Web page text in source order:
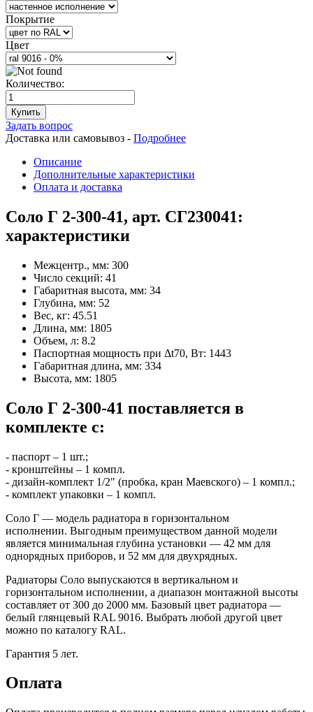
Покрытие
Цвет
Количество:
Купить
Задать вопрос
Доставка или самовывоз - Подробнее
Описание
Дополнительные характеристики
Оплата и доставка
Соло Г 2-300-41, арт. СГ230041:
характеристики
Межцентр., мм: 300
Число секций: 41
Габаритная высота, мм: 34
Глубина, мм: 52
Вес, кг: 45.51
Длина, мм: 1805
Объем, л: 8.2
Паспортная мощность при Δt70, Вт: 1443
Габаритная длина, мм: 334
Высота, мм: 1805
Соло Г 2-300-41 поставляется в
комплекте с:
- паспорт – 1 шт.;
- кронштейны – 1 компл.
- дизайн-комплект 1/2" (пробка, кран Маевского) – 1 компл.;
- комплект упаковки – 1 компл.
Соло Г — модель радиатора в горизонтальном
исполнении. Выгодным преимуществом данной модели
является минимальная глубина установки ― 42 мм для
однорядных приборов, и 52 мм для двухрядных.
Радиаторы Соло выпускаются в вертикальном и
горизонтальном исполнении, а диапазон монтажной высоты
составляет от 300 до 2000 мм. Базовый цвет радиатора —
белый глянцевый RAL 9016. Выбрать любой другой цвет
можно по каталогу RAL.
Гарантия 5 лет.
Оплата